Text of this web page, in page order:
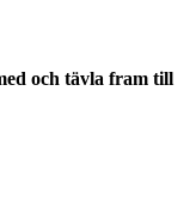
och tävla fram till